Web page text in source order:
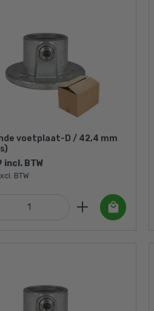
voetplaat-D / 42,4 mm
incl. BTW
BTW